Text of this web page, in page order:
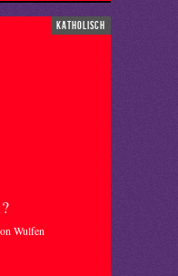
katholisch
Wulfen